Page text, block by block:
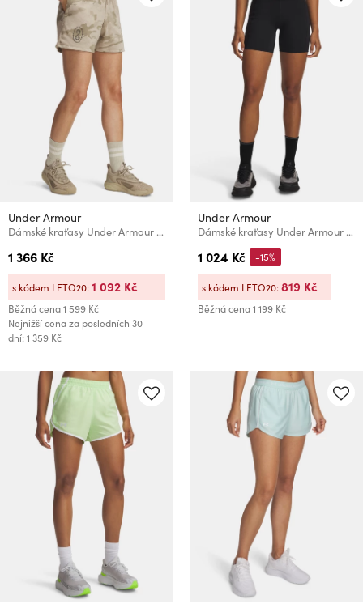
Under Armour
Dámské kraťasy Under Armour Pjt Rck Terry Short
1 366 Kč
Běžná cena1 599 Kč
Nejnižší cena za posledních 30
dní: 1 359 Kč
s kódem LETO20:1 092 Kč
Under Armour
Dámské kraťasy Under Armour UA Velociti 6in Fitted Short
1 024 Kč
Běžná cena1 199 Kč
-15%
s kódem LETO20:819 Kč